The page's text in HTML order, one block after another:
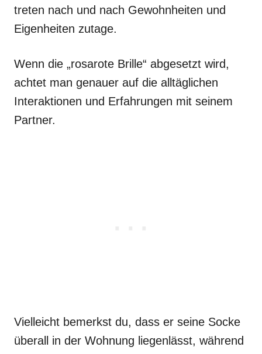
treten nach und nach Gewohnheiten und
Eigenheiten zutage.
Wenn die „rosarote Brille“ abgesetzt wird,
achtet man genauer auf die alltäglichen
Interaktionen und Erfahrungen mit seinem
Partner.
Vielleicht bemerkst du, dass er seine Socke
überall in der Wohnung liegenlässt, während